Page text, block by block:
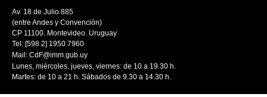
Av. 18 de Julio 885
(entre Andes y Convención)
CP 11100. Montevideo. Uruguay
Tel: [598 2] 1950 7960
Mail: CdF@imm.gub.uy
Lunes, miércoles, jueves, viernes: de 10 a 19.30 h.
Martes: de 10 a 21 h. Sábados de 9.30 a 14.30 h.